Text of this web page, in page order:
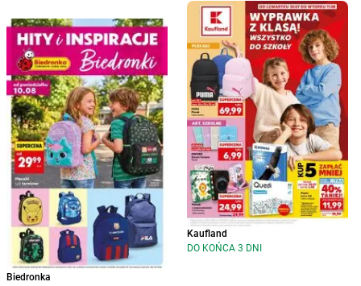
Biedronka
Kaufland
DO KOŃCA 3 DNI